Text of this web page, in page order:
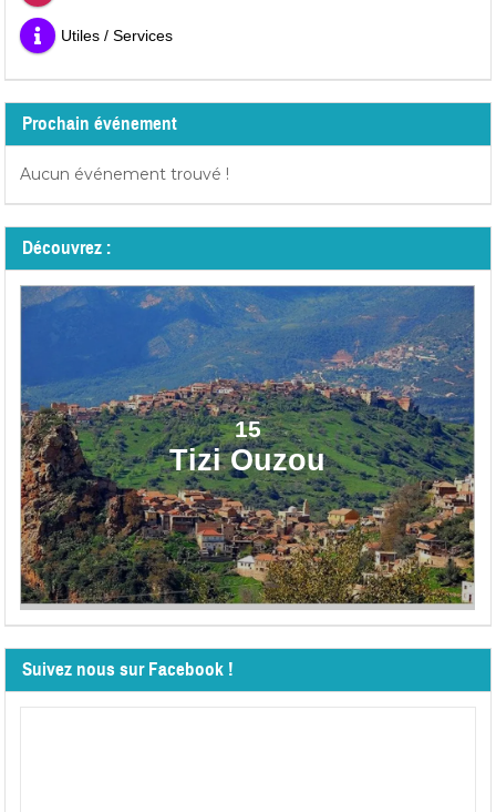
Utiles / Services
Prochain événement
Aucun événement trouvé !
Découvrez :
15
Tizi Ouzou
Suivez nous sur Facebook !